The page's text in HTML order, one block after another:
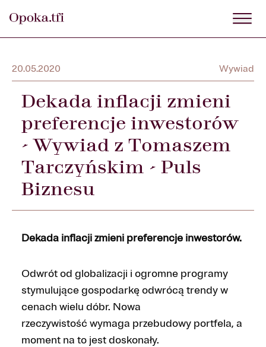
20.05.2020 Wywiad
Dekada inflacji zmieni
preferencje inwestorów
- Wywiad z Tomaszem
Tarczyńskim - Puls
Biznesu
Dekada inflacji zmieni preferencje inwestorów.
Odwrót od globalizacji i ogromne programy
stymulujące gospodarkę odwrócą trendy w
cenach wielu dóbr. Nowa
rzeczywistość wymaga przebudowy portfela, a
moment na to jest doskonały.